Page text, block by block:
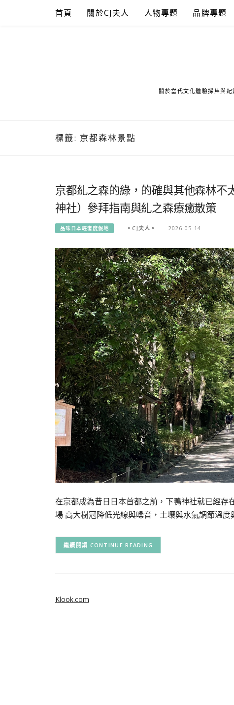
首頁 關於CJ夫人 人物專題 品牌專題
關於當代文化體驗採集與
標籤: 京都森林景點
京都糺之森的綠，的確與其他森林不
神社）參拜指南與糺之森療癒散策
品味日本輕奢度假地 。CJ夫人。 2026-05-14
在京都成為昔日日本首都之前，下鴨神社就已經
場 高大樹冠降低光線與噪音，土壤與水氣調節溫度
CONTINUE READING
Klook.com